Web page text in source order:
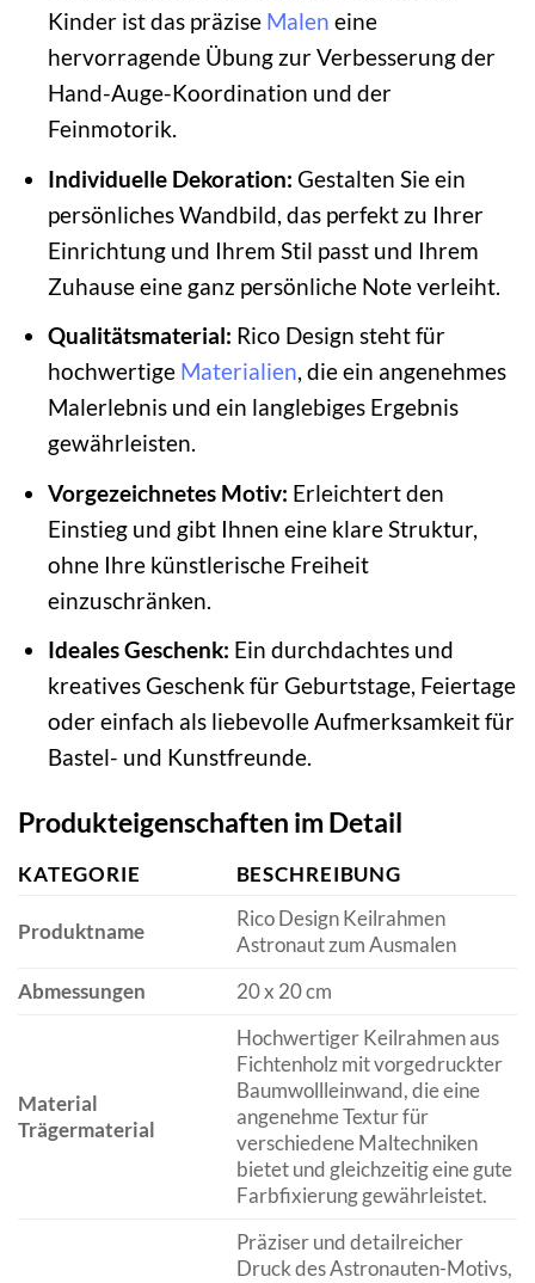
Kinder ist das präzise Malen eine
hervorragende Übung zur Verbesserung der
Hand-Auge-Koordination und der
Feinmotorik.
Individuelle Dekoration: Gestalten Sie ein
persönliches Wandbild, das perfekt zu Ihrer
Einrichtung und Ihrem Stil passt und Ihrem
Zuhause eine ganz persönliche Note verleiht.
Qualitätsmaterial: Rico Design steht für
hochwertige Materialien, die ein angenehmes
Malerlebnis und ein langlebiges Ergebnis
gewährleisten.
Vorgezeichnetes Motiv: Erleichtert den
Einstieg und gibt Ihnen eine klare Struktur,
ohne Ihre künstlerische Freiheit
einzuschränken.
Ideales Geschenk: Ein durchdachtes und
kreatives Geschenk für Geburtstage, Feiertage
oder einfach als liebevolle Aufmerksamkeit für
Bastel- und Kunstfreunde.
Produkteigenschaften im Detail
KATEGORIE BESCHREIBUNG
Produktname
Rico Design Keilrahmen
Astronaut zum Ausmalen
Abmessungen
20 x 20 cm
Material
Trägermaterial
Hochwertiger Keilrahmen aus
Fichtenholz mit vorgedruckter
Baumwollleinwand, die eine
angenehme Textur für
verschiedene Maltechniken
bietet und gleichzeitig eine gute
Farbfixierung gewährleistet.
Präziser und detailreicher
Druck des Astronauten-Motivs,